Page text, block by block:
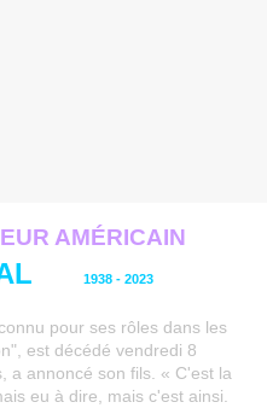
AMÉRICAIN
1938 - 2023
pour ses rôles dans les
est décédé vendredi 8
a annoncé son fils. « C'est la
eu à dire, mais c'est ainsi.